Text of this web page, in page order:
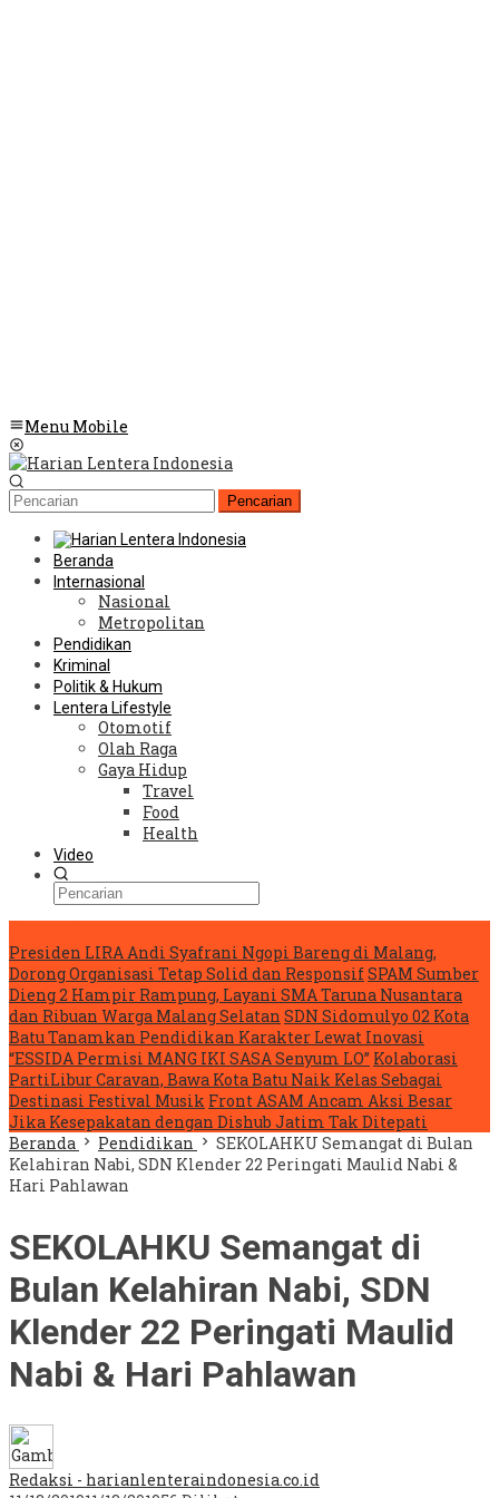
Menu Mobile
Pencarian
Beranda
Internasional
Nasional
Metropolitan
Pendidikan
Kriminal
Politik & Hukum
Lentera Lifestyle
Otomotif
Olah Raga
Gaya Hidup
Travel
Food
Health
Video
Presiden LIRA Andi Syafrani Ngopi Bareng di Malang,
Dorong Organisasi Tetap Solid dan ResponsifSPAM Sumber
Dieng 2 Hampir Rampung, Layani SMA Taruna Nusantara
dan Ribuan Warga Malang Selatan SDN Sidomulyo 02 Kota
Batu Tanamkan Pendidikan Karakter Lewat Inovasi
“ESSIDA Permisi MANG IKI SASA Senyum LO” Kolaborasi
PartiLibur Caravan, Bawa Kota Batu Naik Kelas Sebagai
Destinasi Festival Musik Front ASAM Ancam Aksi Besar
Jika Kesepakatan dengan Dishub Jatim Tak Ditepati
Beranda
Pendidikan
SEKOLAHKU Semangat di Bulan
Kelahiran Nabi, SDN Klender 22 Peringati Maulid Nabi &
Hari Pahlawan
SEKOLAHKU Semangat di
Bulan Kelahiran Nabi, SDN
Klender 22 Peringati Maulid
Nabi & Hari Pahlawan
Redaksi - harianlenteraindonesia.co.id